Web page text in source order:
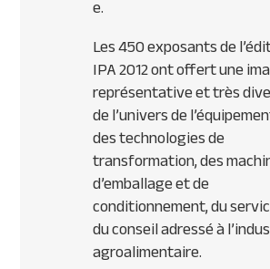
e.
Les 450 exposants de
IPA2012 ont offert une
représentative et très
de l’univers de
des technologies de
transformation, des
d’emballage et de
conditionnement, du
du conseil adressé à
agroalimentaire.